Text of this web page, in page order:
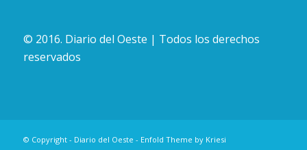
© 2016. Diario del Oeste | Todos los derechos
reservados
© Copyright - Diario del Oeste - Enfold Theme by Kriesi